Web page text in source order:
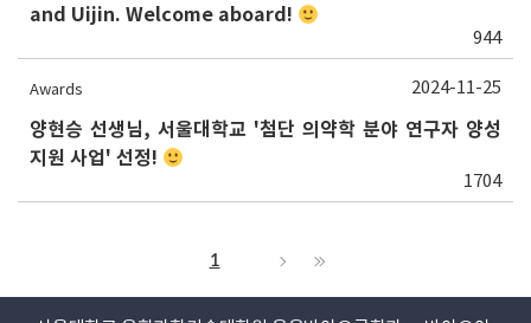
and Uijin. Welcome aboard!
944
Awards
양현승 선생님, 서울대학교 '첨단 의약학 분야 연구자 양성
지원 사업' 선정!
1704
2024-11-25
1